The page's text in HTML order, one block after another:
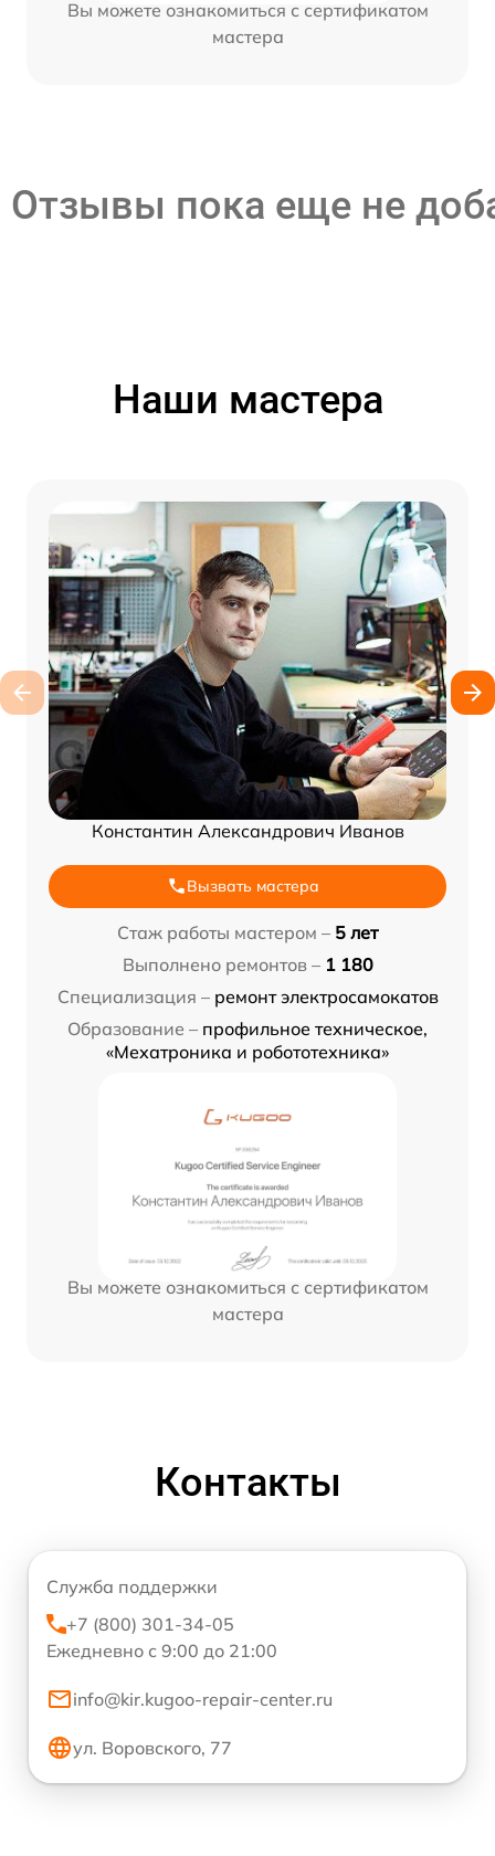
Вы можете ознакомиться с сертификатом
мастера
Отзывы пока еще не
Наши мастера
Константин Александрович Иванов
Вызвать мастера
Стаж работы мастером – 5 лет
Выполнено ремонтов – 1 180
Специализация – ремонт электросамокатов
Образование – профильное техническое,
«Мехатроника и робототехника»
Вы можете ознакомиться с сертификатом
мастера
Контакты
Служба поддержки
+7 (800) 301-34-05
Ежедневно с 9:00 до 21:00
info@kir.kugoo-repair-center.ru
ул. Воровского, 77